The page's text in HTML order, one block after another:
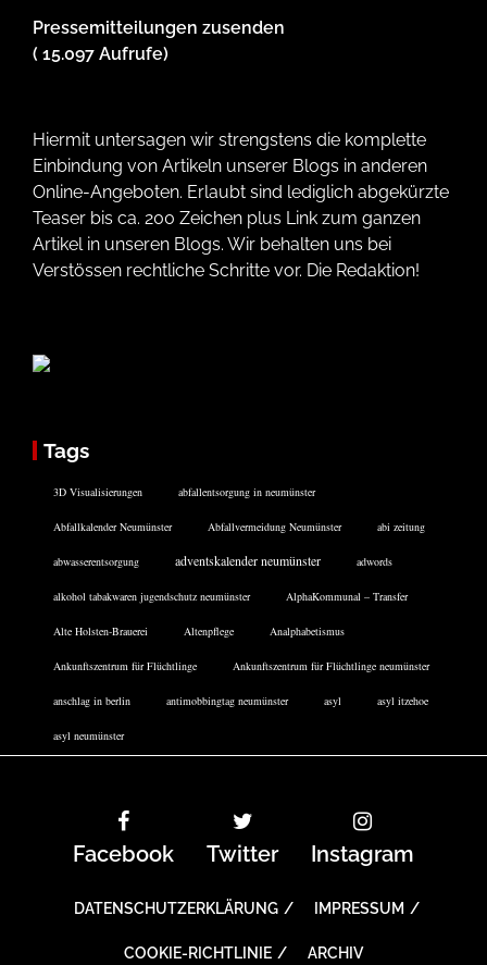
Pressemitteilungen zusenden
( 15.097 Aufrufe)
Hiermit untersagen wir strengstens die komplette
Einbindung von Artikeln unserer Blogs in anderen
Online-Angeboten. Erlaubt sind lediglich abgekürzte
Teaser bis ca. 200 Zeichen plus Link zum ganzen
Artikel in unseren Blogs. Wir behalten uns bei
Verstössen rechtliche Schritte vor. Die Redaktion!
Tags
3D Visualisierungen abfallentsorgung in neumünster
Abfallkalender Neumünster Abfallvermeidung Neumünster abi zeitung
abwasserentsorgung adventskalender neumünster adwords
alkohol tabakwaren jugendschutz neumünster AlphaKommunal – Transfer
Alte Holsten-Brauerei Altenpflege Analphabetismus
Ankunftszentrum für Flüchtlinge Ankunftszentrum für Flüchtlinge neumünster
anschlag in berlin antimobbingtag neumünster asyl asyl itzehoe
asyl neumünster
Facebook Twitter Instagram
DATENSCHUTZERKLÄRUNG IMPRESSUM
COOKIE-RICHTLINIE ARCHIV